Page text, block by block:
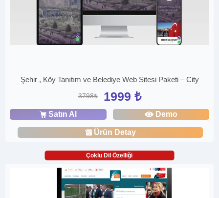
Şehir , Köy Tanıtım ve Belediye Web Sitesi Paketi – City
3798₺ 1999 ₺
Satın Al Demo
Ürün Detay
Çoklu Dil Özelliği